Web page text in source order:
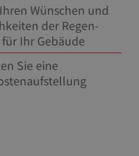
Wünschen und
der Regen-
Ihr Gebäude
Sie eine